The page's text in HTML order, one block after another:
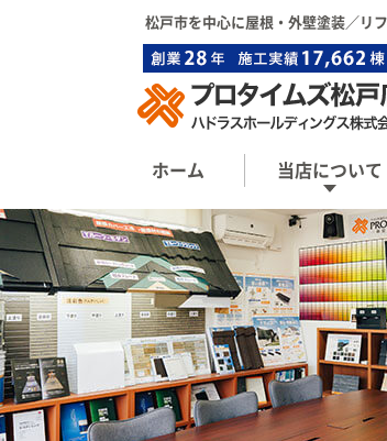
松戸市を中心に屋根・外壁塗装／リ
ホーム 当店について